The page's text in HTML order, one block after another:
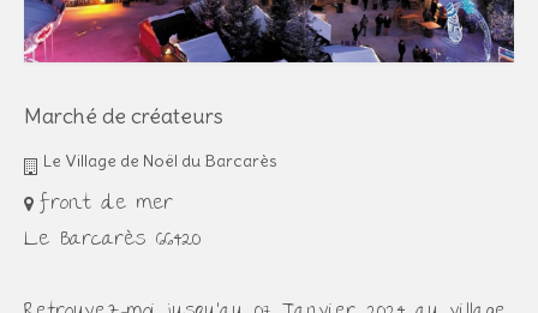
Marché de créateurs
Le Village de Noël du Barcarès
front de mer
Le Barcarès 66420